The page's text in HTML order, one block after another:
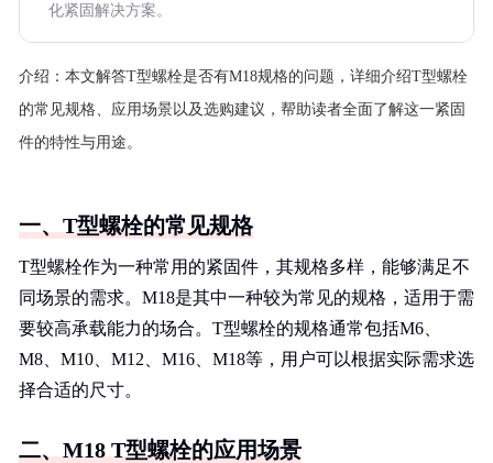
化紧固解决方案。
介绍： 本文解答T型螺栓是否有M18规格的问题，详细介绍T型螺栓
的常见规格、应用场景以及选购建议，帮助读者全面了解这一紧固
件的特性与用途。
一、T型螺栓的常见规格
T型螺栓作为一种常用的紧固件，其规格多样，能够满足不
同场景的需求。M18是其中一种较为常见的规格，适用于需
要较高承载能力的场合。T型螺栓的规格通常包括M6、
M8、M10、M12、M16、M18等，用户可以根据实际需求选
择合适的尺寸。
二、M18 T型螺栓的应用场景